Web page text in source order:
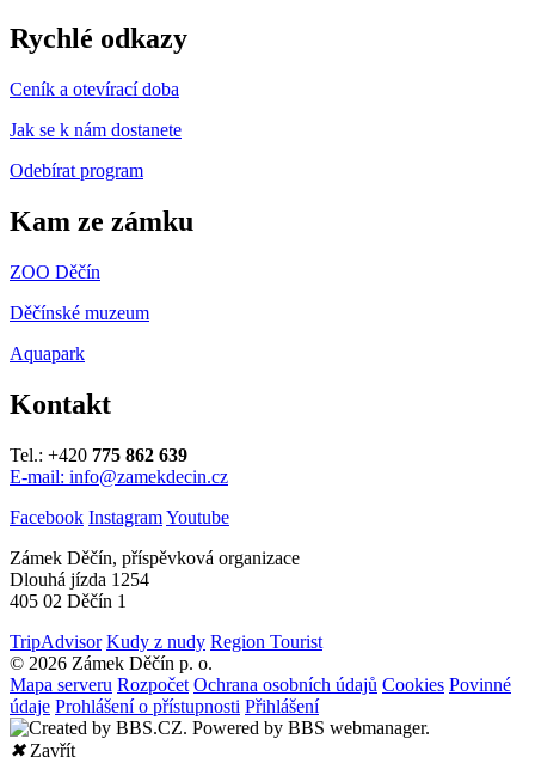
Rychlé odkazy
Ceník a otevírací doba
Jak se k nám dostanete
Odebírat program
Kam ze zámku
ZOO Děčín
Děčínské muzeum
Aquapark
Kontakt
Tel.: +420 775 862 639
E-mail: info@zamekdecin.cz
Facebook InstagramYoutube
Zámek Děčín, příspěvková organizace
Dlouhá jízda 1254
405 02 Děčín 1
TripAdvisor Kudy z nudy Region Tourist
© 2026 Zámek Děčín p. o.
Mapa serveru Rozpočet Ochrana osobních údajů Cookies Povinné
údaje Prohlášení o přístupnosti Přihlášení
✖Zavřít